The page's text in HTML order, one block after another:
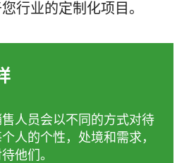
行业的定制化项目。
人员会以不同的方式对待
人的个性，处境和需求，
他们。